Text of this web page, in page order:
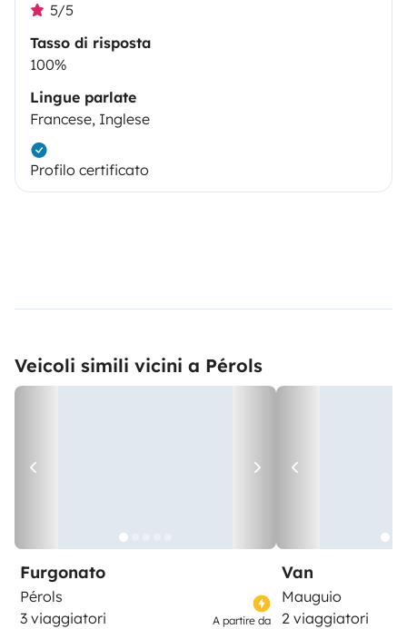
5/5
Tasso di risposta
100%
Lingue parlate
Francese, Inglese
Profilo certificato
Veicoli simili vicini a Pérols
Furgonato
Pérols
3 viaggiatori
A partire da
Van
Mauguio
2 viaggiatori